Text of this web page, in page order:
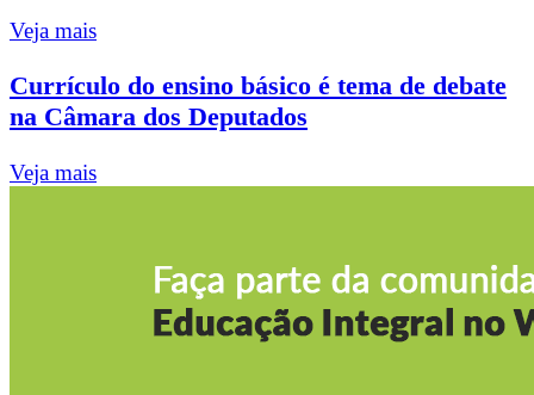
Veja mais
Currículo do ensino básico é tema de debate
na Câmara dos Deputados
Veja mais